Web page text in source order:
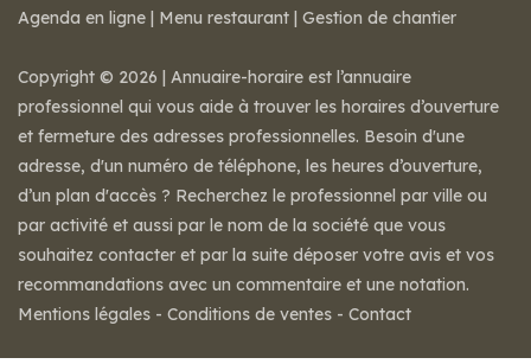
Agenda en ligne | Menu restaurant | Gestion de chantier
Copyright © 2026 | Annuaire-horaire est l’annuaire
professionnel qui vous aide à trouver les horaires d’ouverture
et fermeture des adresses professionnelles. Besoin d'une
adresse, d'un numéro de téléphone, les heures d’ouverture,
d’un plan d'accès ? Recherchez le professionnel par ville ou
par activité et aussi par le nom de la société que vous
souhaitez contacter et par la suite déposer votre avis et vos
recommandations avec un commentaire et une notation.
Mentions légales - Conditions de ventes - Contact